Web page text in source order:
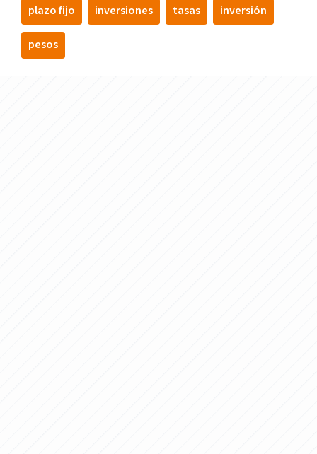
plazo fijo inversiones tasas inversión
pesos